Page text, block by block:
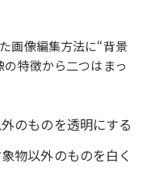
画像編集方法に“背景
特徴から二つはまっ
のものを透明にする
物以外のものを白く